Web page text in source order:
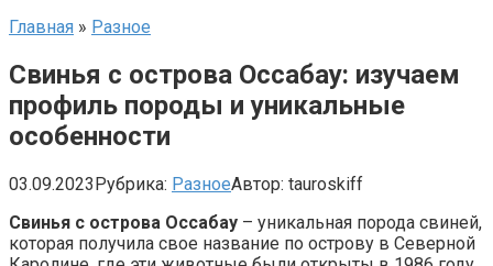
Главная » Разное
Свинья с острова Оссабау: изучаем
профиль породы и уникальные
особенности
03.09.2023Рубрика: РазноеАвтор: tauroskiff
Свинья с острова Оссабау – уникальная порода свиней,
которая получила свое название по острову в Северной